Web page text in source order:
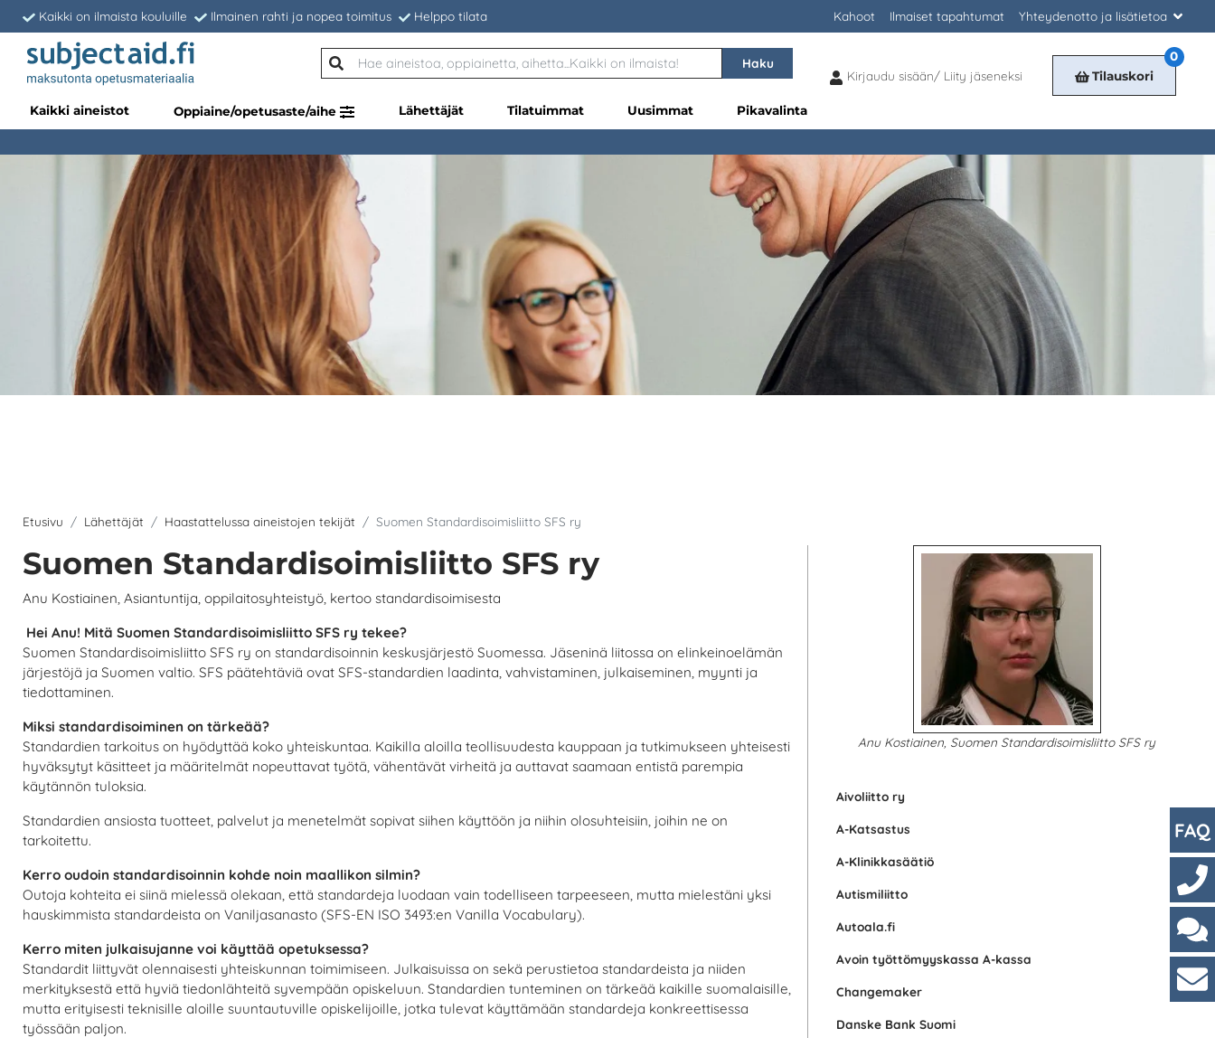
Kirjaudu sisään/ Liity jäseneksi
Liity
Kaikki on ilmaista kouluille Ilmainen rahti ja nopea toimitus Helppo tilata Kahoot Ilmaiset tapahtumat Yhteydenotto ja lisätietoa
Haku
Tilauskori
0
Kaikki aineistot Oppiaine/opetusaste/aihe Lähettäjät Tilatuimmat Uusimmat Pikavalinta
Etusivu Lähettäjät Haastattelussa aineistojen tekijät Suomen Standardisoimisliitto SFS ry
Suomen Standardisoimisliitto SFS ry
Anu Kostiainen, Asiantuntija, oppilaitosyhteistyö, kertoo standardisoimisesta
Hei Anu! Mitä Suomen Standardisoimisliitto SFS ry tekee?
Suomen Standardisoimisliitto SFS ry on standardisoinnin keskusjärjestö Suomessa. Jäseninä liitossa on elinkeinoelämän
järjestöjä ja Suomen valtio. SFS päätehtäviä ovat SFS-standardien laadinta, vahvistaminen, julkaiseminen, myynti ja
tiedottaminen.
Miksi standardisoiminen on tärkeää?
Standardien tarkoitus on hyödyttää koko yhteiskuntaa. Kaikilla aloilla teollisuudesta kauppaan ja tutkimukseen yhteisesti
hyväksytyt käsitteet ja määritelmät nopeuttavat työtä, vähentävät virheitä ja auttavat saamaan entistä parempia
käytännön tuloksia.
Standardien ansiosta tuotteet, palvelut ja menetelmät sopivat siihen käyttöön ja niihin olosuhteisiin, joihin ne on
tarkoitettu.
Kerro oudoin standardisoinnin kohde noin maallikon silmin?
Outoja kohteita ei siinä mielessä olekaan, että standardeja luodaan vain todelliseen tarpeeseen, mutta mielestäni yksi
hauskimmista standardeista on Vaniljasanasto (SFS-EN ISO 3493:en Vanilla Vocabulary).
Kerro miten julkaisujanne voi käyttää opetuksessa?
Standardit liittyvät olennaisesti yhteiskunnan toimimiseen. Julkaisuissa on sekä perustietoa standardeista ja niiden
merkityksestä että hyviä tiedonlähteitä syvempään opiskeluun. Standardien tunteminen on tärkeää kaikille suomalaisille,
mutta erityisesti teknisille aloille suuntautuville opiskelijoille, jotka tulevat käyttämään standardeja konkreettisessa
työssään paljon.
Anu Kostiainen, Suomen Standardisoimisliitto SFS ry
Aivoliitto ry
A-Katsastus
A-Klinikkasäätiö
Autismiliitto
Autoala.fi
Avoin työttömyyskassa A-kassa
Changemaker
Danske Bank Suomi
FAQ